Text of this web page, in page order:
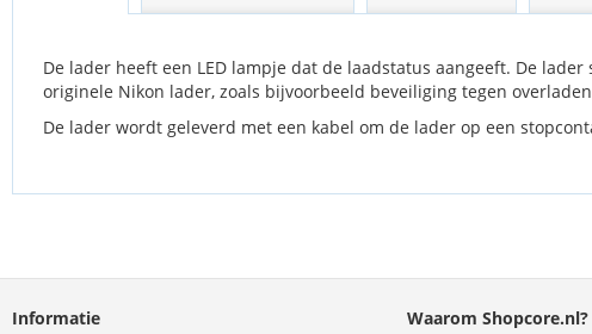
afbeeldingen-
De lader heeft een LED lampje dat de laadstatus aangeeft. De
originele Nikon lader, zoals bijvoorbeeld beveiliging tegen
De lader wordt geleverd met een kabel om de lader op een
Informatie
Waarom Shopcore.nl?